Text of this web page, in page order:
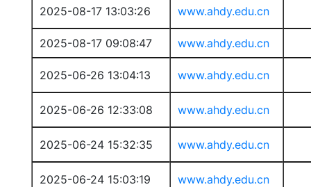
2025-08-17 13:03:26 www.ahdy.edu.cn
2025-08-17 09:08:47 www.ahdy.edu.cn
2025-06-26 13:04:13 www.ahdy.edu.cn
2025-06-26 12:33:08 www.ahdy.edu.cn
2025-06-24 15:32:35 www.ahdy.edu.cn
2025-06-24 15:03:19 www.ahdy.edu.cn